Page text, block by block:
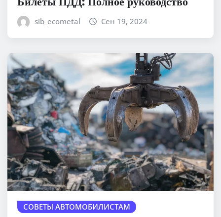
sib_ecometal Сен 19, 2024
СОВЕТЫ АВТОМОБИЛИСТАМ